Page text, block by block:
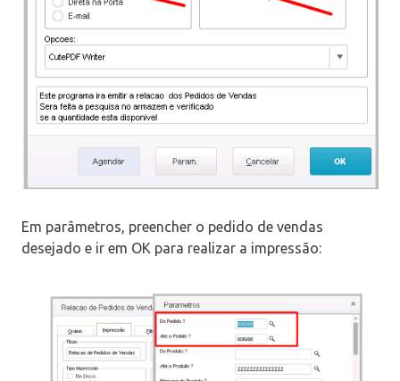
Em parâmetros, preencher o pedido de vendas
desejado e ir em OK para realizar a impressão: